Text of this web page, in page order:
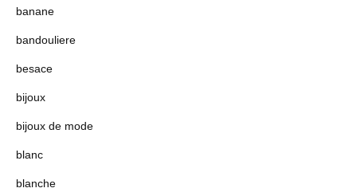
banane
bandouliere
besace
bijoux
bijoux de mode
blanc
blanche